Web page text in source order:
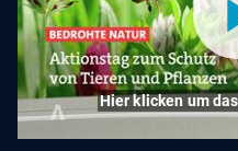
Hier klicken um